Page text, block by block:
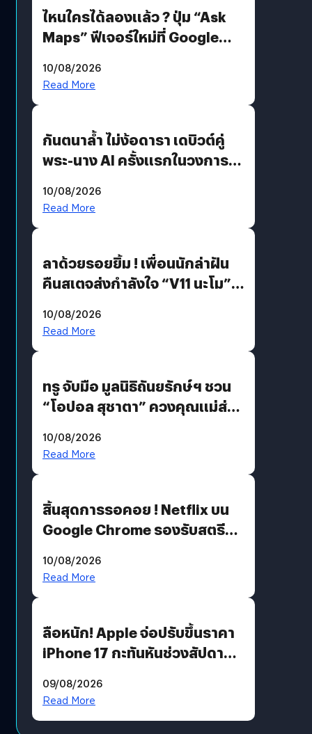
ไหนใครได้ลองแล้ว ? ปุ่ม “Ask
Maps” ฟีเจอร์ใหม่ที่ Google
คุยกับแผนที่ได้แล้ว
10/08/2026
Read More
กันตนาล้ำ ไม่ง้อดารา เดบิวต์คู่
พระ-นาง AI ครั้งแรกในวงการ
10/08/2026
Read More
ลาด้วยรอยยิ้ม ! เพื่อนนักล่าฝัน
คืนสเตจส่งกำลังใจ “V11 นะโม”
รักแน่นฮอลล์
10/08/2026
Read More
ทรู จับมือ มูลนิธิถันยรักษ์ฯ ชวน
“โอปอล สุชาตา” ควงคุณแม่ส่ง
เติมเต็มความหมายวันแม่ปีนี้
10/08/2026
Read More
สิ้นสุดการรอคอย ! Netflix บน
Google Chrome รองรับสตรีม
เงื่อนไขที่กำหนด
10/08/2026
Read More
ลือหนัก! Apple จ่อปรับขึ้นราคา
iPhone 17 กะทันหันช่วงสัปดาห์ที่
09/08/2026
Read More